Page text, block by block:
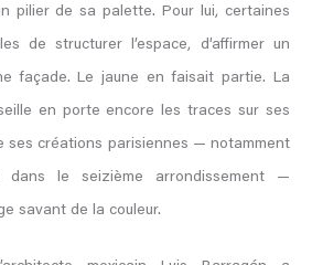
pilier de sa palette. Pour lui, certaines
de structurer l’espace, d’affirmer un
façade. Le jaune en faisait partie. La
en porte encore les traces sur ses
ses créations parisiennes — notamment
dans le seizième arrondissement —
savant de la couleur.